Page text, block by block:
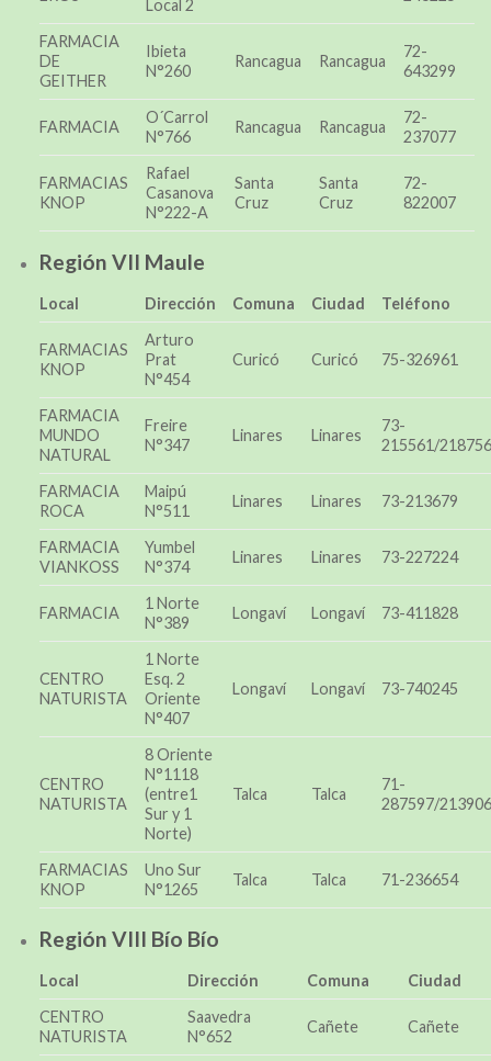
Local 2
FARMACIA
DE
GEITHER
Ibieta
N°260
Rancagua Rancagua
72-
643299
FARMACIA
O´Carrol
N°766
Rancagua Rancagua
72-
237077
FARMACIAS
KNOP
Rafael
Casanova
N°222-A
Santa
Cruz
Santa
Cruz
72-
822007
Región VII Maule
Local Dirección Comuna Ciudad Teléfono
FARMACIAS
KNOP
Arturo
Prat
N°454
Curicó Curicó 75-326961
FARMACIA
MUNDO
NATURAL
Freire
N°347
Linares Linares
73-
215561/218756
FARMACIA
ROCA
Maipú
N°511
Linares Linares 73-213679
FARMACIA
VIANKOSS
Yumbel
N°374
Linares Linares 73-227224
FARMACIA
1 Norte
N°389
Longaví Longaví 73-411828
CENTRO
NATURISTA
1 Norte
Esq. 2
Oriente
N°407
Longaví Longaví 73-740245
CENTRO
NATURISTA
8 Oriente
N°1118
(entre1
Sur y 1
Norte)
Talca Talca
71-
287597/213906
FARMACIAS
KNOP
Uno Sur
N°1265
Talca Talca 71-236654
Región VIII Bío Bío
Local Dirección Comuna
Ciudad
CENTRO
NATURISTA
Saavedra
N°652
Cañete Cañete